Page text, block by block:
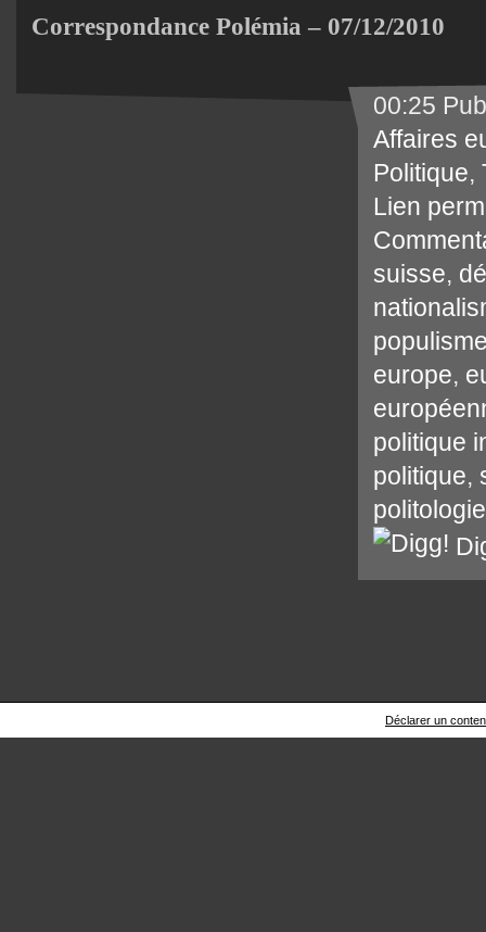
Correspondance Polémia – 07/12/2010
00:25
Affaires
Politique,
Lien
suisse,
europe,
politique
politique,
politologie
Déclarer un